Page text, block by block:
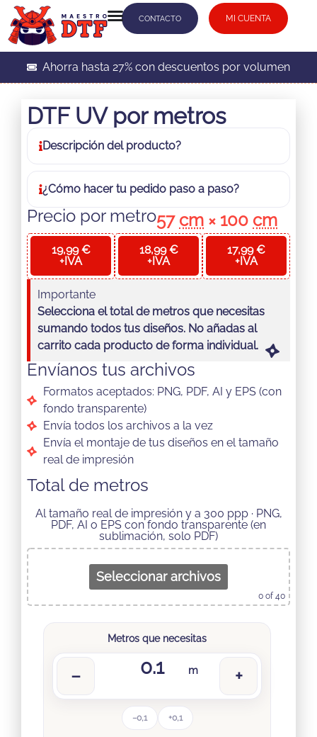
CONTACTO MI CUENTA
Ahorra hasta 27% con descuentos por volumen
DTF UV por metros
Descripcióndel producto?
¿Cómo hacer tu pedido paso a paso?
Precio por metro57 cm × 100 cm
1-5m.
19,99 €
+IVA
6-10m.
18,99 €
+IVA
m.
17,99 €
+IVA
Importante
Selecciona el total de metros que necesitas
sumando todos tus diseños. No añadas al
carrito cada producto de forma individual.
Envíanos tus archivos
Formatos aceptados: PNG, PDF, AI y EPS (con
fondo transparente)
Envía todos los archivos a la vez
Envía el montaje de tus diseños en el tamaño
real de impresión
Total de metros
Al tamaño real de impresión y a 300 ppp · PNG,
PDF, AI o EPS con fondo transparente (en
sublimación, solo PDF)
Seleccionar archivos
0of 40
Metros que necesitas
− m +
−0,1 +0,1